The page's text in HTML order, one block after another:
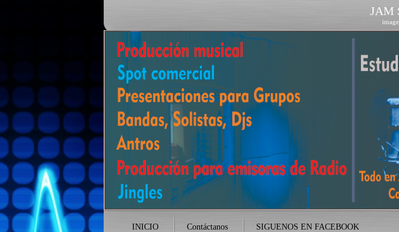
JAM
INICIO Contáctanos SIGUENOS EN FACEBOOK